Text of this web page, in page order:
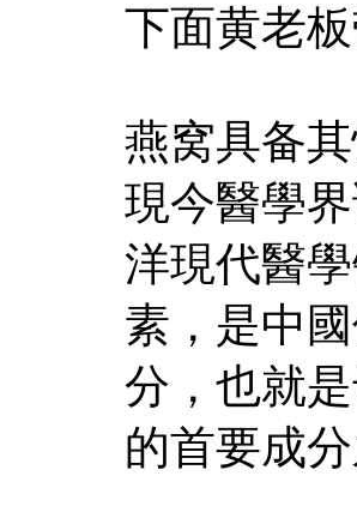
下面黄老
燕窝具备
現今醫學
洋現代醫
素，是中
分，也就
的首要成分